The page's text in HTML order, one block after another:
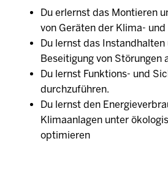
Du erlernst das Montieren
von Geräten der Klima-
Du lernst das Instandhalten
Beseitigung von Störungen
Du lernst Funktions- und
durchzuführen.
Du lernst den
Klimaanlagen unter
optimieren